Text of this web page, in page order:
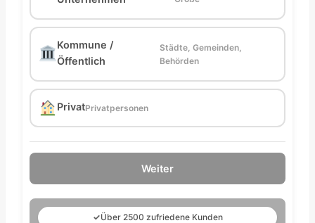
Kommune /
Öffentlich
Städte, Gemeinden,
Behörden
PrivatPrivatpersonen
Weiter
✓Über 2500 zufriedene Kunden